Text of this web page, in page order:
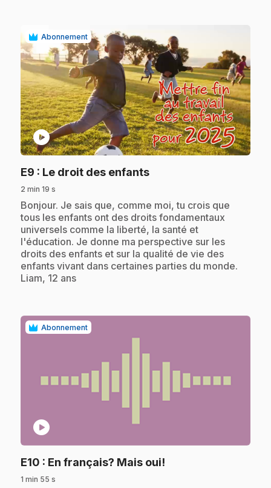
Abonnement
play_circle
E9 : Le droit des enfants.
2 min 19 s
.Bonjour. Je sais que, comme moi, tu crois que
tous les enfants ont des droits fondamentaux
universels comme la liberté, la santé et
l'éducation. Je donne ma perspective sur les
droits des enfants et sur la qualité de vie des
enfants vivant dans certaines parties du monde.
Liam, 12 ans
Abonnement
play_circle
E10 : En français? Mais oui!
1 min 55 s